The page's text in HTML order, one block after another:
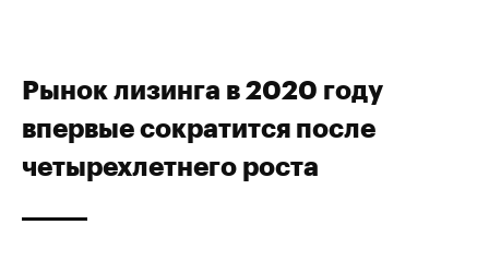
Рынок лизинга в 2020 году
впервые сократится после
четырехлетнего роста